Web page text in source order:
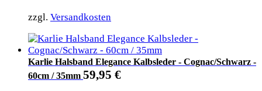
zzgl. Versandkosten
Karlie Halsband Elegance Kalbsleder - Cognac/Schwarz -
60cm / 35mm 59,95 €